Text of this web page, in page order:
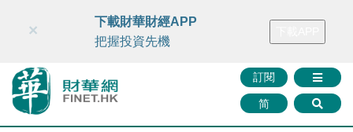
財華智庫網 FINTV FINMETA 財華證券 媒體矩陣
訂閱
简
×
下載財華財經APP
把握投資先機